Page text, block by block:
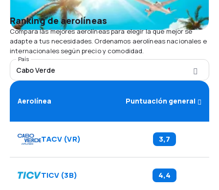
Ranking de aerolíneas
Compara las mejores aerolíneas para elegir la que mejor se
adapte a tus necesidades. Ordenamos aerolíneas nacionales e
internacionales según precio y comodidad.
País
Cabo Verde
Aerolínea Puntuación general
TACV (VR) 3,7
TICV (3B) 4,4